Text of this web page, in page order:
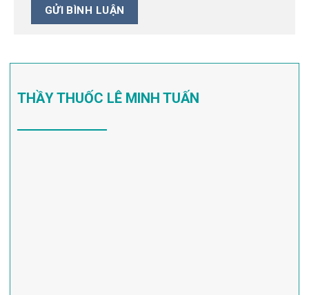
THẦY THUỐC LÊ MINH TUẤN